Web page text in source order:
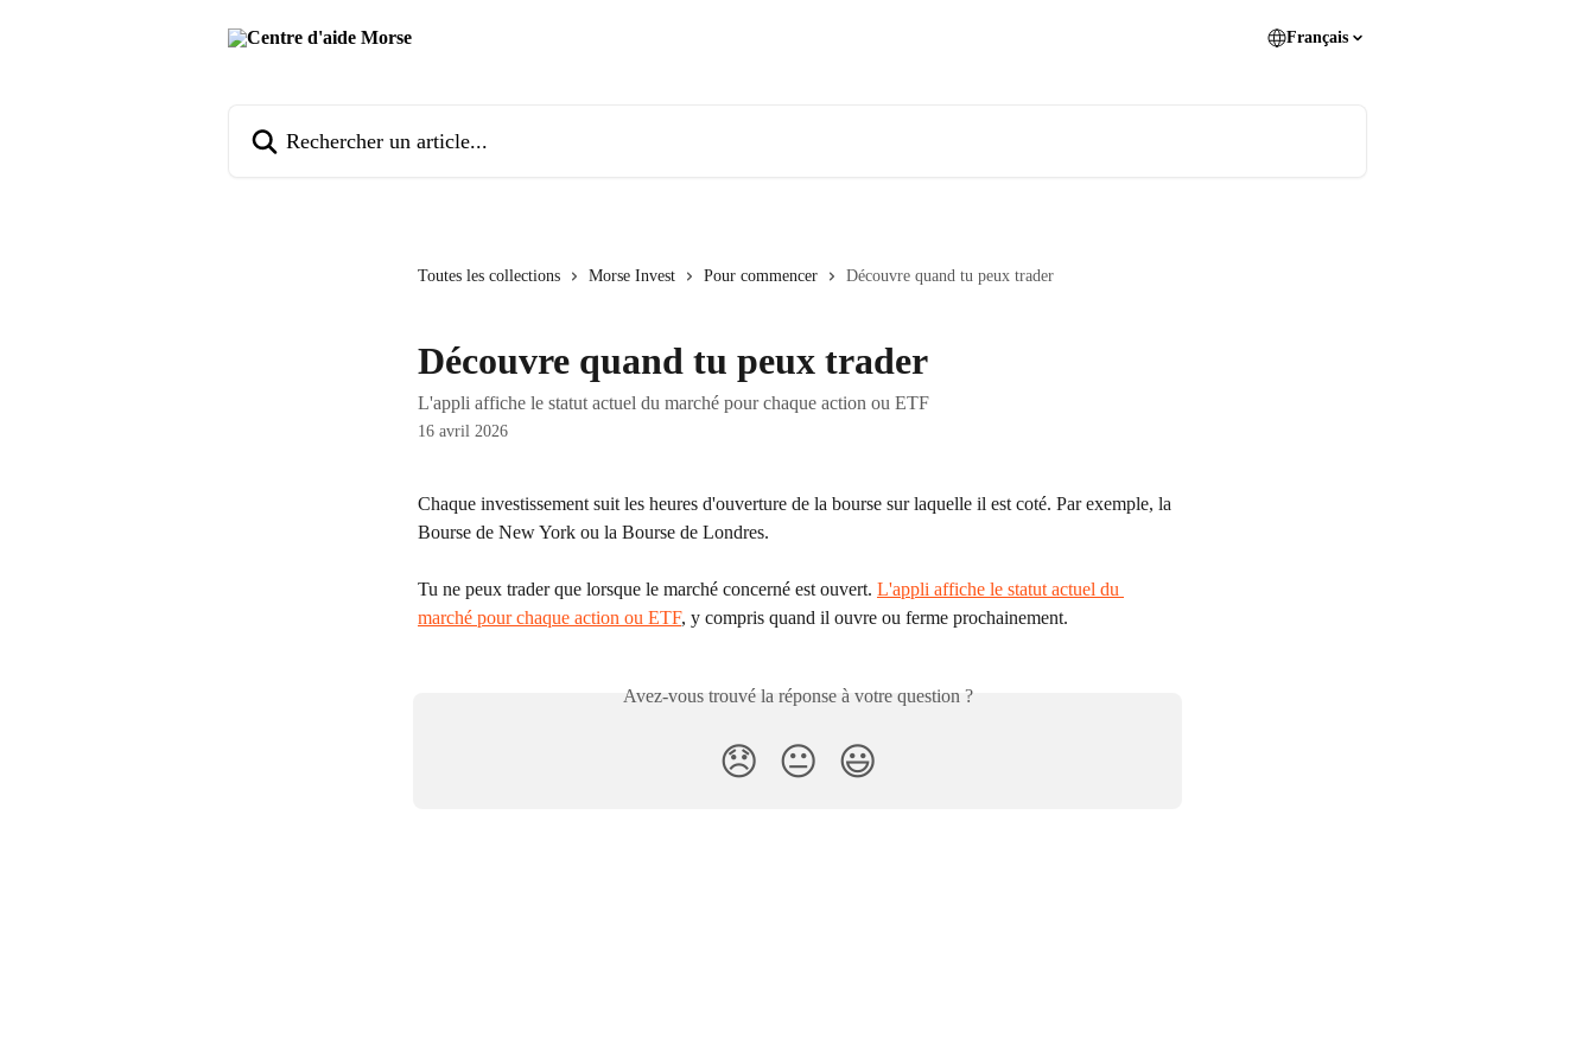
Français
Toutes les collections Morse Invest Pour commencer Découvre quand tu peux trader
Découvre quand tu peux trader
L'appli affiche le statut actuel du marché pour chaque action ou ETF
16 avril 2026
Chaque investissement suit les heures d'ouverture de la bourse sur laquelle il est coté. Par exemple, la
Bourse de New York ou la Bourse de Londres.
Tu ne peux trader que lorsque le marché concerné est ouvert. L'appli affiche le statut actuel du
marché pour chaque action ou ETF, y compris quand il ouvre ou ferme prochainement.
Avez-vous trouvé la réponse à votre question ?
😞 😐 😃